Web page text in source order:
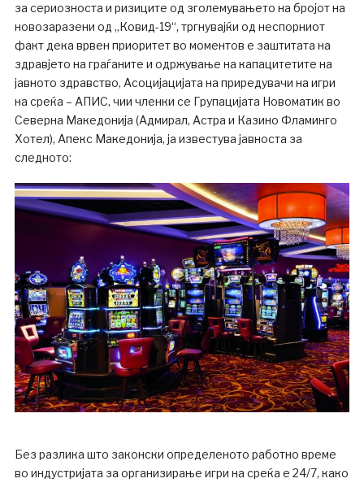
за сериозноста и ризиците од зголемувањето на бројот на
новозаразени од „Ковид-19“, тргнувајќи од неспорниот
факт дека врвен приоритет во моментов е заштитата на
здравјето на граѓаните и одржување на капацитетите на
јавното здравство, Асоцијацијата на приредувачи на игри
на среќа – АПИС, чии членки се Групацијата Новоматик во
Северна Македонија (Адмирал, Астра и Казино Фламинго
Хотел), Апекс Македонија, ја известува јавноста за
следното:
Без разлика што законски определеното работно време
во индустријата за организирање игри на среќа е 24/7, како